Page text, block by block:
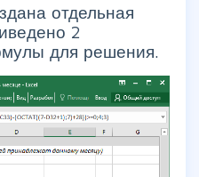
отдельная
2
для решения.